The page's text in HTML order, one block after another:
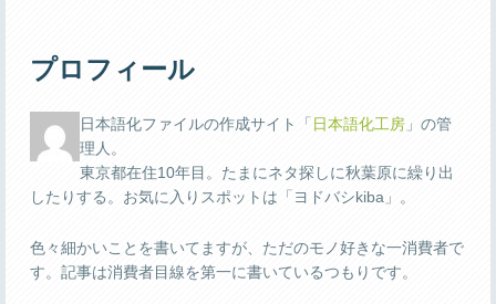
プロフィール
日本語化ファイルの作成サイト「 日本語化工房」の管
理人。
東京都在住10年目。たまにネタ探しに秋葉原に繰り出
したりする。お気に入りスポットは「ヨドバシkiba」。
色々細かいことを書いてますが、ただのモノ好きな一消費者で
す。記事は消費者目線を第一に書いているつもりです。